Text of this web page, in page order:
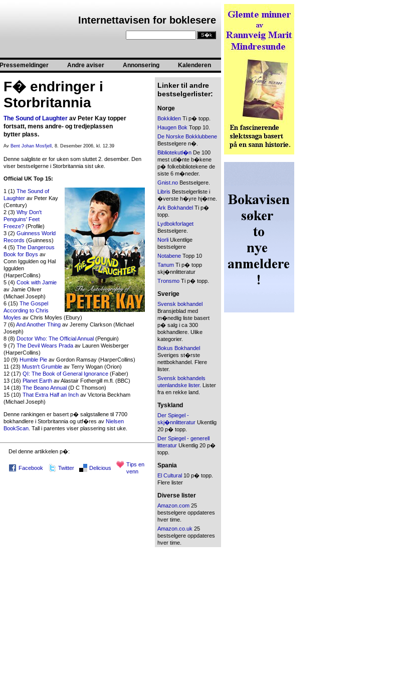
Internettavisen for boklesere
Pressemeldinger Andre aviser Annonsering Kalenderen
F� endringer i
Storbritannia
The Sound of Laughter av Peter Kay topper
fortsatt, mens andre- og tredjeplassen
bytter plass.
Av Bent Johan Mosfjell , 8. Desember 2006, kl. 12.39
Denne salgliste er for uken som sluttet 2. desember. Den
viser bestselgerne i Storbritannia sist uke.
Official UK Top 15:
1 (1) The Sound of
Laughter av Peter Kay
(Century)
2 (3) Why Don't
Penguins' Feet
Freeze? (Profile)
3 (2) Guinness World
Records (Guinness)
4 (5) The Dangerous
Book for Boys av
Conn Iggulden og Hal
Iggulden
(HarperCollins)
5 (4) Cook with Jamie
av Jamie Oliver
(Michael Joseph)
6 (15) The Gospel
According to Chris
Moyles av Chris Moyles (Ebury)
7 (6) And Another Thing av Jeremy Clarkson (Michael
Joseph)
8 (8) Doctor Who: The Official Annual (Penguin)
9 (7) The Devil Wears Prada av Lauren Weisberger
(HarperCollins)
10 (9) Humble Pie av Gordon Ramsay (HarperCollins)
11 (23) Mustn't Grumble av Terry Wogan (Orion)
12 (17) QI: The Book of General Ignorance (Faber)
13 (16) Planet Earth av Alastair Fothergill m.fl. (BBC)
14 (18) The Beano Annual (D C Thomson)
15 (10) That Extra Half an Inch av Victoria Beckham
(Michael Joseph)
Denne rankingen er basert p� salgstallene til 7700
bokhandlere i Storbritannia og utf�res av Nielsen
BookScan . Tall i parentes viser plassering sist uke.
Del denne artikkelen p�:
Facebook Twitter Delicious
Tips en
venn
Linker til andre
bestselgerlister:
Norge
Bokkilden Ti p� topp.
Haugen Bok Topp 10.
De Norske Bokklubbene
Bestselgere n�.
Bibliotekutl�n De 100
mest utl�nte b�kene
p� folkebibliotekene de
siste 6 m�neder.
Gnist.no Bestselgere.
Libris Bestselgerliste i
�verste h�yre hj�rne.
Ark Bokhandel Ti p�
topp.
Lydbokforlaget
Bestselgere.
Norli Ukentlige
bestselgere
Notabene Topp 10
Tanum Ti p� topp
skj�nnlitteratur
Tronsmo Ti p� topp.
Sverige
Svensk bokhandel
Bransjeblad med
m�nedlig liste basert
p� salg i ca 300
bokhandlere. Ulike
kategorier.
Bokus Bokhandel
Sveriges st�rste
nettbokhandel. Flere
lister.
Svensk bokhandels
utenlandske lister. Lister
fra en rekke land.
Tyskland
Der Spiegel -
skj�nnlitteratur Ukentlig
20 p� topp.
Der Spiegel - generell
litteratur Ukentlig 20 p�
topp.
Spania
El Cultural 10 p� topp.
Flere lister
Diverse lister
Amazon.com 25
bestselgere oppdateres
hver time.
Amazon.co.uk 25
bestselgere oppdateres
hver time.